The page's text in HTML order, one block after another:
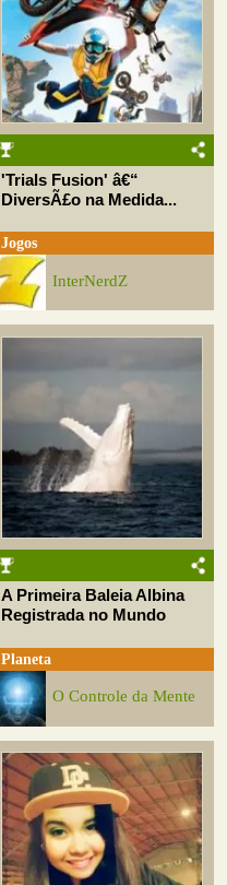
'Trials Fusion' â€“
DiversÃ£o na Medida...
Jogos
InterNerdZ
A Primeira Baleia Albina
Registrada no Mundo
Planeta
O Controle da Mente